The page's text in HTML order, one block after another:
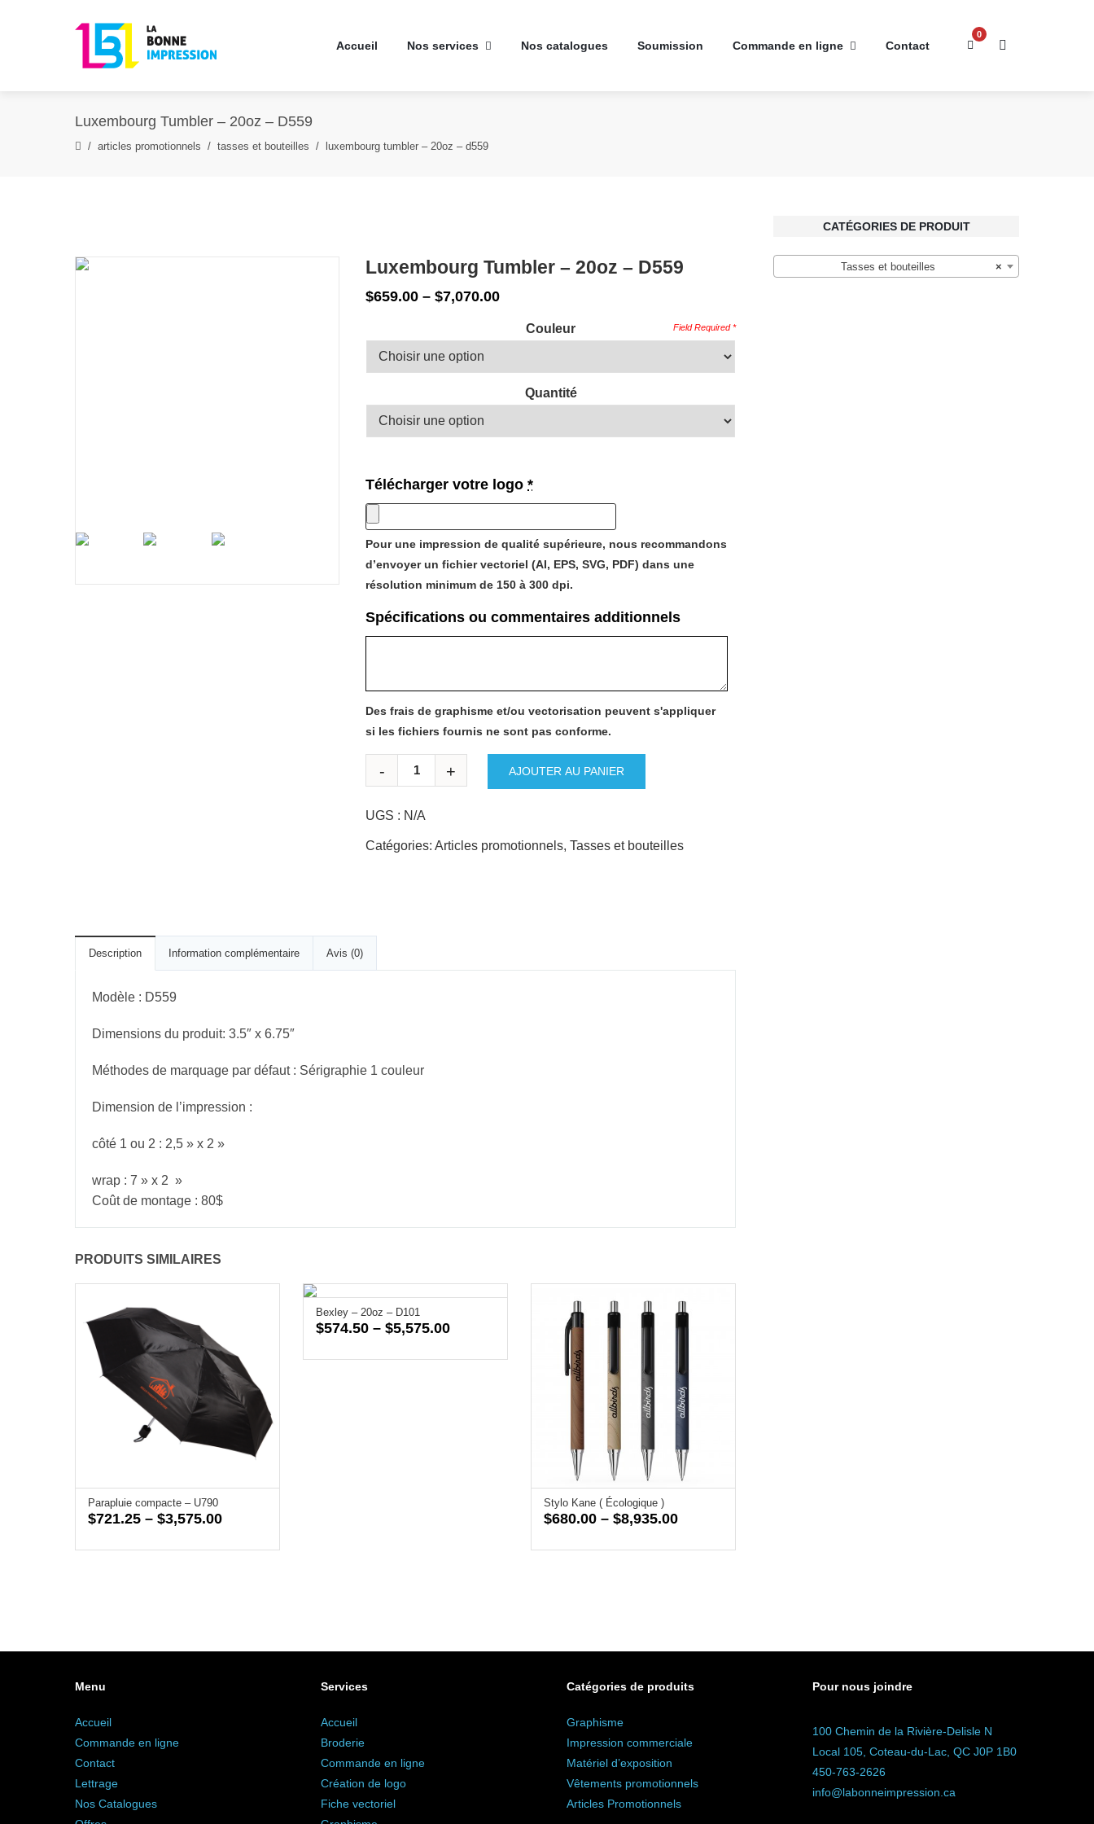
Accueil Nos services Nos catalogues Soumission Commande en ligne Contact
0
Luxembourg Tumbler – 20oz – D559
articles promotionnels tasses et bouteilles luxembourg tumbler – 20oz – d559
Luxembourg Tumbler – 20oz – D559
$659.00 – $7,070.00Price
$659.00
Couleur
Quantité
Télécharger votre logo *
Pour une impression de qualité supérieure, nous recommandons
d’envoyer un fichier vectoriel (AI, EPS, SVG, PDF) dans une
résolution minimum de 150 à 300 dpi.
Spécifications ou commentaires additionnels
Des frais de graphisme et/ou vectorisation peuvent s'appliquer
si les fichiers fournis ne sont pas conforme.
AJOUTER AU PANIER
UGS : N/A
Catégories:Articles promotionnels,Tasses et bouteilles
Description Information complémentaire Avis (0)
Modèle : D559
Dimensions du produit: 3.5″ x 6.75″
Méthodes de marquage par défaut : Sérigraphie 1 couleur
Dimension de l’impression :
côté 1 ou 2 : 2,5 » x 2 »
wrap : 7 » x 2 »
Coût de montage : 80$
PRODUITS SIMILAIRES
Parapluie compacte – U790
$721.25 – $3,575.00Price
Bexley – 20oz – D101
$574.50 – $5,575.00Price
Stylo Kane ( Écologique )
$680.00 – $8,935.00Price
CATÉGORIES DE PRODUIT
×
Tasses et bouteilles
Menu
Accueil
Commande en ligne
Contact
Lettrage
Nos Catalogues
Services
Accueil
Broderie
Commande en ligne
Création de logo
Fiche vectoriel
Catégories de produits
Graphisme
Impression commerciale
Matériel d’exposition
Vêtements promotionnels
Articles Promotionnels
Pour nous joindre
100 Chemin de la Rivière-Delisle N
Local 105, Coteau-du-Lac, QC J0P 1B0
450-763-2626
info@labonneimpression.ca